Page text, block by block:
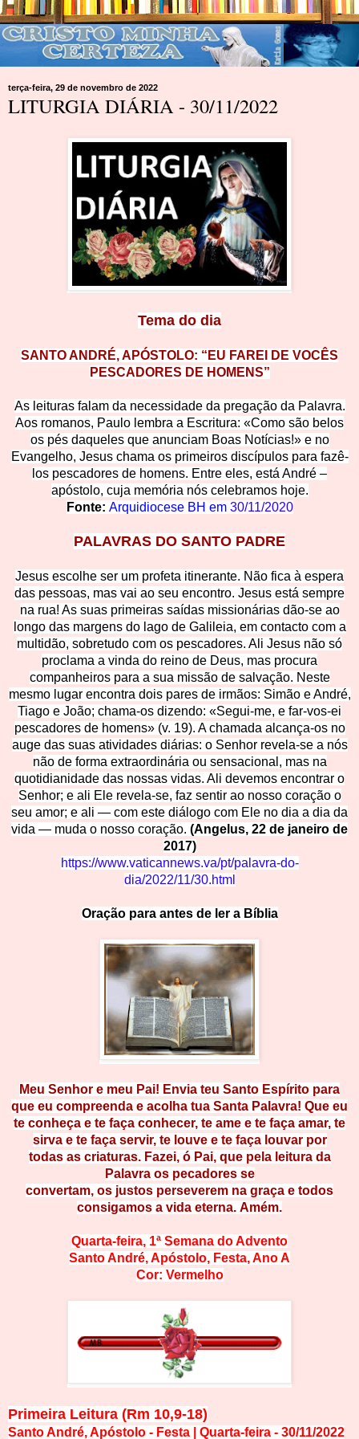
terça-feira, 29 de novembro de 2022
LITURGIA DIÁRIA - 30/11/2022
Tema do dia
SANTO ANDRÉ, APÓSTOLO: “EU FAREI DE VOCÊS
PESCADORES DE HOMENS”
As leituras falam da necessidade da pregação da Palavra.
Aos romanos, Paulo lembra a Escritura: «Como são belos
os pés daqueles que anunciam Boas Notícias!» e no
Evangelho, Jesus chama os primeiros discípulos para fazê-
los pescadores de homens. Entre eles, está André –
apóstolo, cuja memória nós celebramos hoje.
Fonte: Arquidiocese BH em 30/11/2020
PALAVRAS DO SANTO PADRE
Jesus escolhe ser um profeta itinerante. Não fica à espera
das pessoas, mas vai ao seu encontro. Jesus está sempre
na rua! As suas primeiras saídas missionárias dão-se ao
longo das margens do lago de Galileia, em contacto com a
multidão, sobretudo com os pescadores. Ali Jesus não só
proclama a vinda do reino de Deus, mas procura
companheiros para a sua missão de salvação. Neste
mesmo lugar encontra dois pares de irmãos: Simão e André,
Tiago e João; chama-os dizendo: «Segui-me, e far-vos-ei
pescadores de homens» (v. 19). A chamada alcança-os no
auge das suas atividades diárias: o Senhor revela-se a nós
não de forma extraordinária ou sensacional, mas na
quotidianidade das nossas vidas. Ali devemos encontrar o
Senhor; e ali Ele revela-se, faz sentir ao nosso coração o
seu amor; e ali — com este diálogo com Ele no dia a dia da
vida — muda o nosso coração. (Angelus, 22 de janeiro de
2017)
https://www.vaticannews.va/pt/palavra-do-
dia/2022/11/30.html
Oração para antes de er a Bíblia
Meu Senhor e meu Pai! Envia teu Santo Espírito para
que eu compreenda e acolha tua Santa Palavra! Que eu
te conheça e te faça con hecer, te ame e te faça amar, te
sirva e te faça servir, te louve e te faça louvar por
todas as criaturas. Fazei, ó Pai, que pela leitura da
Palavra os pecadores se
convertam, os justos perseverem na graça e todos
consigamos a vida eterna. Amém.
Quarta-feira, 1ª Semana do Advento
Santo André, Apóstolo, Festa, Ano A
Cor: Vermelho
Primeira Leitura (Rm 10,9-18)
Santo André, Apóstolo - Festa | Quarta-feira - 30/11/2022